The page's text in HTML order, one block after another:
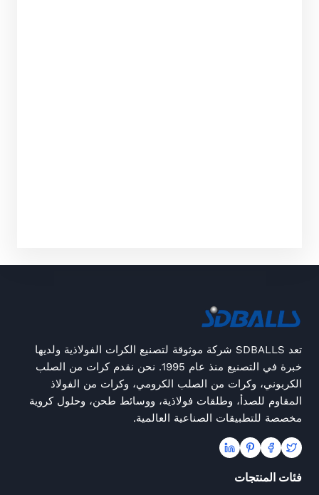
تعد SDBALLS شركة موثوقة لتصنيع الكرات الفولاذية ولديها
خبرة في التصنيع منذ عام 1995. نحن نقدم كرات من الصلب
الكربوني، وكرات من الصلب الكرومي، وكرات من الفولاذ
المقاوم للصدأ، وطلقات فولاذية، ووسائط طحن، وحلول كروية
مخصصة للتطبيقات الصناعية العالمية.
فئات المنتجات